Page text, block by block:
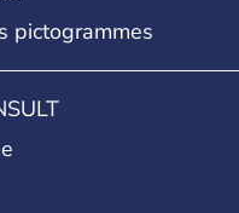
pictogrammes